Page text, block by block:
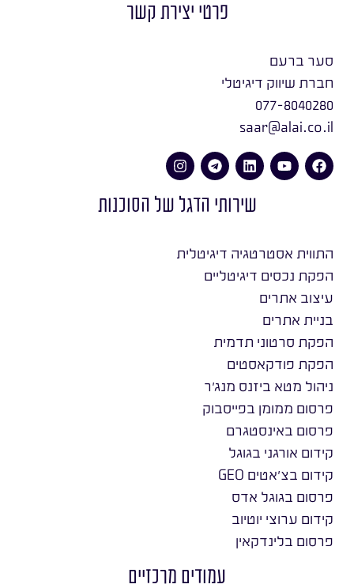
פרטי יצירת קשר
סער ברעם
חברת שיווק דיגיטלי
077-8040280
saar@alai.co.il
שירותי הדגל של הסוכנות
התווית אסטרטגיה דיגיטלית
הפקת נכסים דיגיטליים
עיצוב אתרים
בניית אתרים
הפקת סרטוני תדמית
הפקת פודקאסטים
ניהול מטא ביזנס מנג׳ר
פרסום ממומן בפייסבוק
פרסום באינסטגרם
קידום אורגני בגוגל
קידום בצ׳אטים GEO
פרסום בגוגל אדס
קידום ערוצי יוטיוב
פרסום בלינדקאין
עמודים מרכזיים